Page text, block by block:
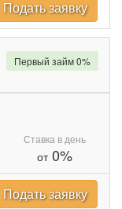
Подать заявку
Ставка в день
от0%
Первый займ 0%
Подать заявку